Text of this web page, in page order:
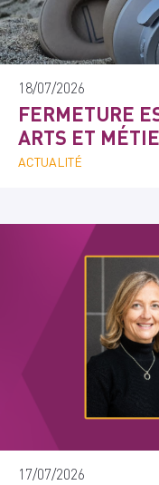
18/07/2026
FERMETURE
ARTS ET
ACTUALITÉ
17/07/2026